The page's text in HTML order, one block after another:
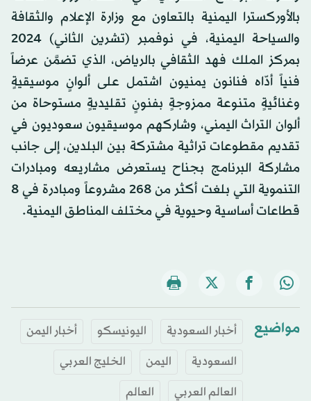
بالأوركسترا اليمنية بالتعاون مع وزارة الإعلام والثقافة
والسياحة اليمنية، في نوفمبر (تشرين الثاني) 2024
بمركز الملك فهد الثقافي بالرياض، الذي تضمَّن عرضاً
فنياً أدّاه فنانون يمنيون اشتمل على ألوانٍ موسيقيةٍ
وغنائيةٍ متنوعة ممزوجةٍ بفنونٍ تقليديةٍ مستوحاة من
ألوان التراث اليمني، وشاركهم موسيقيون سعوديون في
تقديم مقطوعات تراثية مشتركة بين البلدين، إلى جانب
مشاركة البرنامج بجناح يستعرض مشاريعه ومبادرات
التنموية التي بلغت أكثر من 268 مشروعاً ومبادرة في 8
قطاعات أساسية وحيوية في مختلف المناطق اليمنية.
مواضيع أخبار السعودية اليونيسكو
أخبار اليمن
السعودية
اليمن
الخليج العربي
العالم العربي
العالم